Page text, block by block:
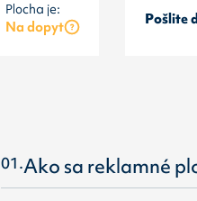
Plocha je:
Na dopyt Pošlite
01.Ako sa reklamné